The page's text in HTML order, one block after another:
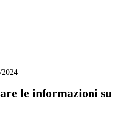
2024
le informazioni su